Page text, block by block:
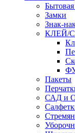
Замки
Знак-
КЛЕЙ/
Пакеты
САД и